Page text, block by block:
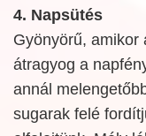
4. Napsütés
Gyönyörű, amikor
átragyog a
annál
sugarak felé